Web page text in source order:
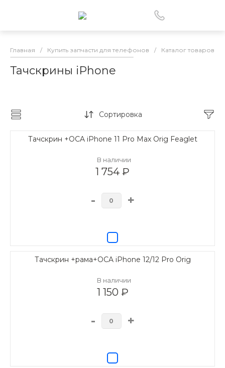
Главная / Купить запчасти для телефонов / Каталог товаров
Тачскрины iPhone
Сортировка
Тачскрин +OCA iPhone 11 Pro Max Orig Feaglet
В наличии
1 754 ₽
- +
Тачскрин +рама+OCA iPhone 12/12 Pro Orig
В наличии
1 150 ₽
- +